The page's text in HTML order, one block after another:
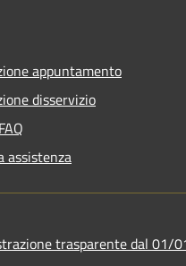
appuntamento
disservizio
assistenza
trasparente dal 01/